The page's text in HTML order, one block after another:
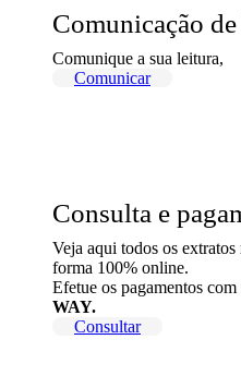
Comunicação
Comunique a sua leitura,
Comunicar
Consulta e
Veja aqui todos os extratos
forma 100% online.
Efetue os pagamentos
WAY.
Consultar